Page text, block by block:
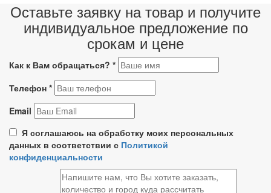
Оставьте заявку на товар и получите
индивидуальное предложение по
срокам и цене
Как к Вам обращаться? *
Телефон *
Email
Я соглашаюсь на обработку моих персональных
данных в соответствии с Политикой
конфиденциальности